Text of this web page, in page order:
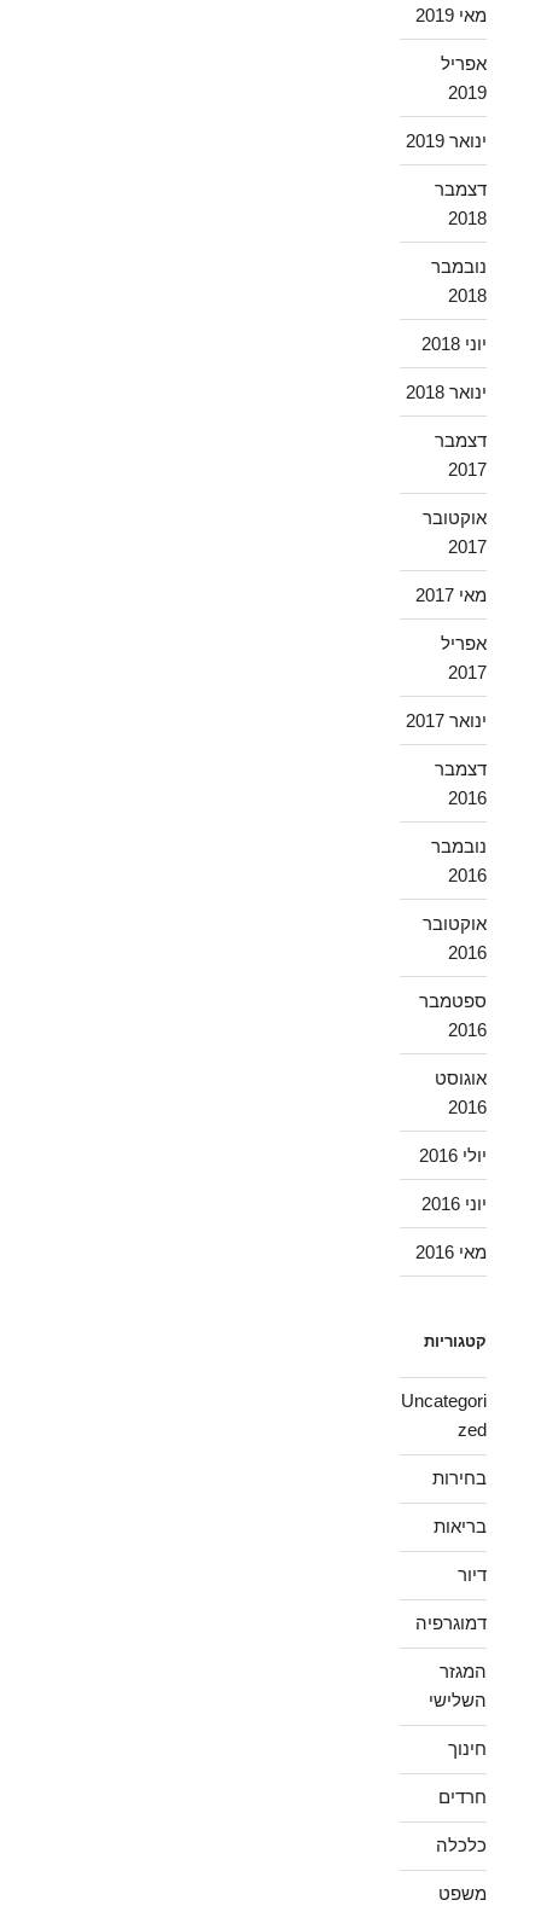
מאי 2019
אפריל
2019
ינואר 2019
דצמבר
2018
נובמבר
2018
יוני 2018
ינואר 2018
דצמבר
2017
אוקטובר
2017
מאי 2017
אפריל
2017
ינואר 2017
דצמבר
2016
נובמבר
2016
אוקטובר
2016
ספטמבר
2016
אוגוסט
2016
יולי 2016
יוני 2016
מאי 2016
קטגוריות
Uncategori
zed
בחירות
בריאות
דיור
דמוגרפיה
המגזר
השלישי
חינוך
חרדים
כלכלה
משפט